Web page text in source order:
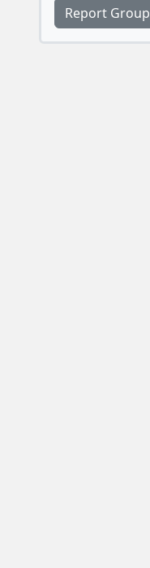
Report Group